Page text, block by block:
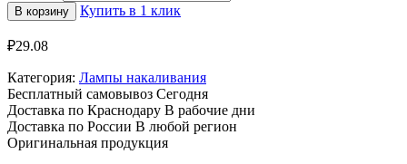
В корзину Купить в 1 клик
₽29.08
Категория: Лампы накаливания
Бесплатный самовывоз Сегодня
Доставка по Краснодару В рабочие дни
Доставка по России В любой регион
Оригинальная продукция